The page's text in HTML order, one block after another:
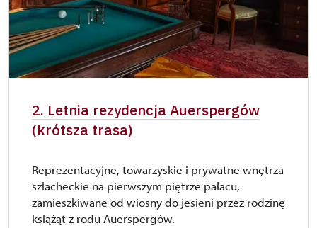
2. Letnia rezydencja Auerspergów
(krótsza trasa)
Reprezentacyjne, towarzyskie i prywatne wnętrza
szlacheckie na pierwszym piętrze pałacu,
zamieszkiwane od wiosny do jesieni przez rodzinę
książąt z rodu Auerspergów.